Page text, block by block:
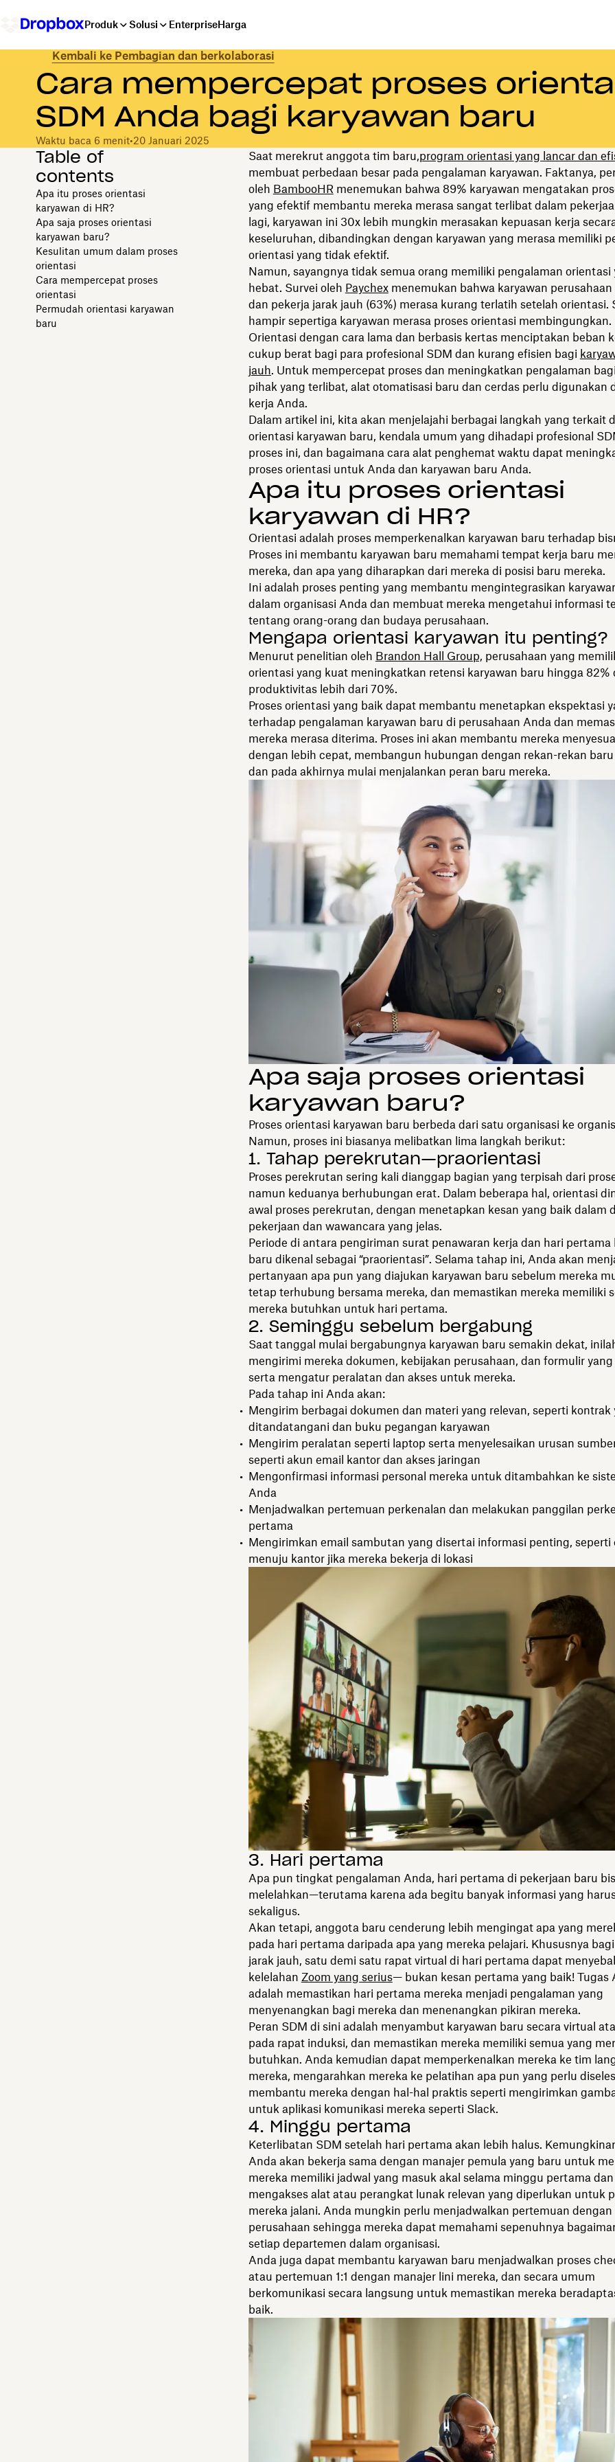
Produk Solusi EnterpriseHarga
Kembali ke Pembagian dan berkolaborasi
Cara mempercepat proses
SDM Anda bagi karyawan baru
Waktu baca 6 menit•20 Januari 2025
Table of
contents
Apa itu proses orientasi
karyawan di HR?
Apa saja proses orientasi
karyawan baru?
Kesulitan umum dalam proses
orientasi
Cara mempercepat proses
orientasi
Permudah orientasi karyawan
baru
Saat merekrut anggota tim baru,program orientasi yang lancar dan
membuat perbedaan besar pada pengalaman karyawan. Faktanya,
oleh BambooHR menemukan bahwa 89% karyawan mengatakan
yang efektif membantu mereka merasa sangat terlibat dalam
lagi, karyawan ini 30x lebih mungkin merasakan kepuasan kerja
keseluruhan, dibandingkan dengan karyawan yang merasa memiliki
orientasi yang tidak efektif.
Namun, sayangnya tidak semua orang memiliki pengalaman orientasi
hebat. Survei oleh Paychexmenemukan bahwa karyawan perusahaan
dan pekerja jarak jauh (63%) merasa kurang terlatih setelah orientasi.
hampir sepertiga karyawan merasa proses orientasi membingungkan.
Orientasi dengan cara lama dan berbasis kertas menciptakan beban
cukup berat bagi para profesional SDM dan kurang efisien bagi
jauh. Untuk mempercepat proses dan meningkatkan pengalaman
pihak yang terlibat, alat otomatisasi baru dan cerdas perlu digunakan
kerja Anda.
Dalam artikel ini, kita akan menjelajahi berbagai langkah yang terkait
orientasi karyawan baru, kendala umum yang dihadapi profesional
proses ini, dan bagaimana cara alat penghemat waktu dapat
proses orientasi untuk Anda dan karyawan baru Anda.
Apa itu proses orientasi
karyawan di HR?
Orientasi adalah proses memperkenalkan karyawan baru terhadap
Proses ini membantu karyawan baru memahami tempat kerja baru
mereka, dan apa yang diharapkan dari mereka di posisi baru mereka.
Ini adalah proses penting yang membantu mengintegrasikan
dalam organisasi Anda dan membuat mereka mengetahui informasi
tentang orang-orang dan budaya perusahaan.
Mengapa orientasi karyawan itu penting?
Menurut penelitian oleh Brandon Hall Group, perusahaan yang
orientasi yang kuat meningkatkan retensi karyawan baru hingga 82%
produktivitas lebih dari 70%.
Proses orientasi yang baik dapat membantu menetapkan ekspektasi
terhadap pengalaman karyawan baru di perusahaan Anda dan
mereka merasa diterima. Proses ini akan membantu mereka
dengan lebih cepat, membangun hubungan dengan rekan-rekan
dan pada akhirnya mulai menjalankan peran baru mereka.
Apa saja proses orientasi
karyawan baru?
Proses orientasi karyawan baru berbeda dari satu organisasi ke
Namun, proses ini biasanya melibatkan lima langkah berikut:
1. Tahap perekrutan—praorientasi
Proses perekrutan sering kali dianggap bagian yang terpisah dari
namun keduanya berhubungan erat. Dalam beberapa hal, orientasi
awal proses perekrutan, dengan menetapkan kesan yang baik dalam
pekerjaan dan wawancara yang jelas.
Periode di antara pengiriman surat penawaran kerja dan hari pertama
baru dikenal sebagai “praorientasi”. Selama tahap ini, Anda akan
pertanyaan apa pun yang diajukan karyawan baru sebelum mereka
tetap terhubung bersama mereka, dan memastikan mereka memiliki
mereka butuhkan untuk hari pertama.
2. Seminggu sebelum bergabung
Saat tanggal mulai bergabungnya karyawan baru semakin dekat,
mengirimi mereka dokumen, kebijakan perusahaan, dan formulir yang
serta mengatur peralatan dan akses untuk mereka.
Pada tahap ini Anda akan:
Mengirim berbagai dokumen dan materi yang relevan, seperti kontrak
ditandatangani dan buku pegangan karyawan
Mengirim peralatan seperti laptop serta menyelesaikan urusan
seperti akun email kantor dan akses jaringan
Mengonfirmasi informasi personal mereka untuk ditambahkan ke
Anda
Menjadwalkan pertemuan perkenalan dan melakukan panggilan
pertama
Mengirimkan email sambutan yang disertai informasi penting, seperti
menuju kantor jika mereka bekerja di lokasi
3. Hari pertama
Apa pun tingkat pengalaman Anda, hari pertama di pekerjaan baru
melelahkan—terutama karena ada begitu banyak informasi yang
sekaligus.
Akan tetapi, anggota baru cenderung lebih mengingat apa yang
pada hari pertama daripada apa yang mereka pelajari. Khususnya
jarak jauh, satu demi satu rapat virtual di hari pertama dapat
kelelahan Zoom yang serius— bukan kesan pertama yang baik! Tugas
adalah memastikan hari pertama mereka menjadi pengalaman yang
menyenangkan bagi mereka dan menenangkan pikiran mereka.
Peran SDM di sini adalah menyambut karyawan baru secara virtual
pada rapat induksi, dan memastikan mereka memiliki semua yang
butuhkan. Anda kemudian dapat memperkenalkan mereka ke tim
mereka, mengarahkan mereka ke pelatihan apa pun yang perlu
membantu mereka dengan hal-hal praktis seperti mengirimkan
untuk aplikasi komunikasi mereka seperti Slack.
4. Minggu pertama
Keterlibatan SDM setelah hari pertama akan lebih halus.
Anda akan bekerja sama dengan manajer pemula yang baru untuk
mereka memiliki jadwal yang masuk akal selama minggu pertama
mengakses alat atau perangkat lunak relevan yang diperlukan untuk
mereka jalani. Anda mungkin perlu menjadwalkan pertemuan
perusahaan sehingga mereka dapat memahami sepenuhnya
setiap departemen dalam organisasi.
Anda juga dapat membantu karyawan baru menjadwalkan proses
atau pertemuan 1:1 dengan manajer lini mereka, dan secara umum
berkomunikasi secara langsung untuk memastikan mereka
baik.